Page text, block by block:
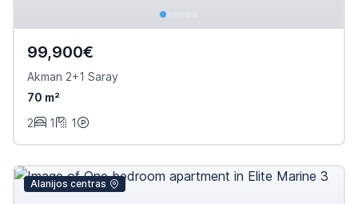
99,900€
Akman 2+1 Saray
70 m²
2
1 1
Alanijos centras